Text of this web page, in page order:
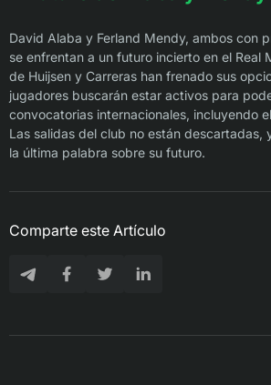
David Alaba y Ferland Mendy, ambos con
se enfrentan a un futuro incierto en el Real
de Huijsen y Carreras han frenado sus
jugadores buscarán estar activos para
convocatorias internacionales, incluyendo
Las salidas del club no están descartadas,
la última palabra sobre su futuro.
Comparte este Artículo